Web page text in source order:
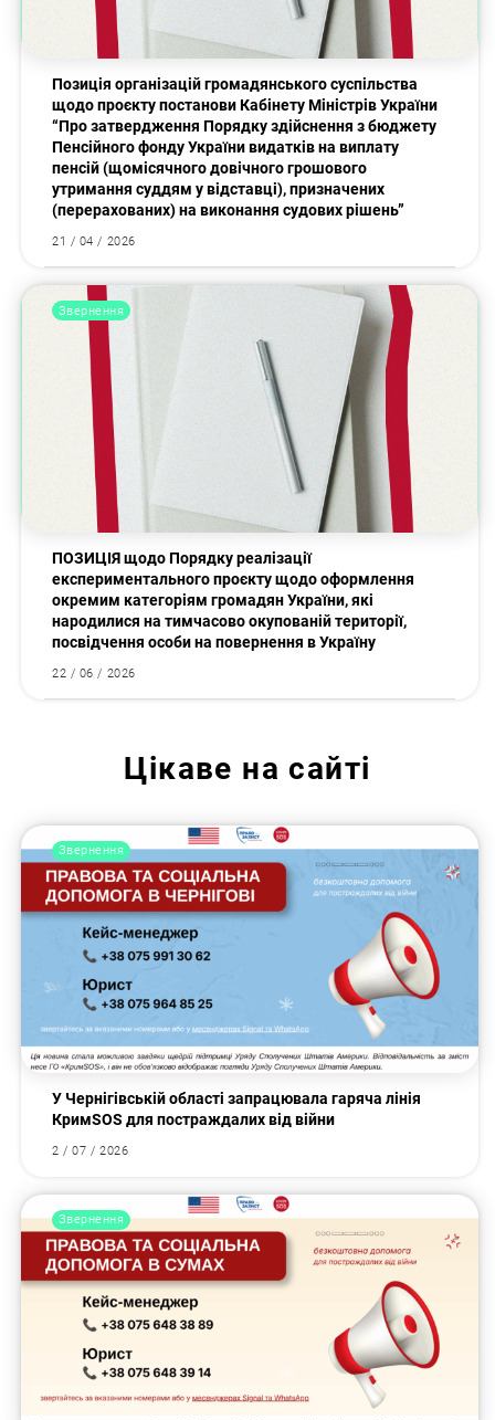
Позиція організацій громадянського суспільства
щодо проєкту постанови Кабінету Міністрів України
“Про затвердження Порядку здійснення з бюджету
Пенсійного фонду України видатків на виплату
пенсій (щомісячного довічного грошового
утримання суддям у відставці), призначених
(перерахованих) на виконання судових рішень”
21 / 04 / 2026
Звернення
ПОЗИЦІЯ щодо Порядку реалізації
експериментального проєкту щодо оформлення
окремим категоріям громадян України, які
народилися на тимчасово окупованій території,
посвідчення особи на повернення в Україну
22 / 06 / 2026
Цікаве на сайті
Звернення
У Чернігівській області запрацювала гаряча лінія
КримSOS для постраждалих від війни
2 / 07 / 2026
Звернення